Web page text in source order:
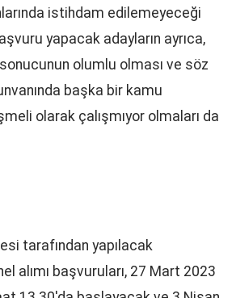
istihdam edilemeyeceği
yapacak adayların ayrıca,
olumlu olması ve söz
başka bir kamu
olarak çalışmıyor olmaları da
tarafından yapılacak
alımı başvuruları, 27 Mart 2023